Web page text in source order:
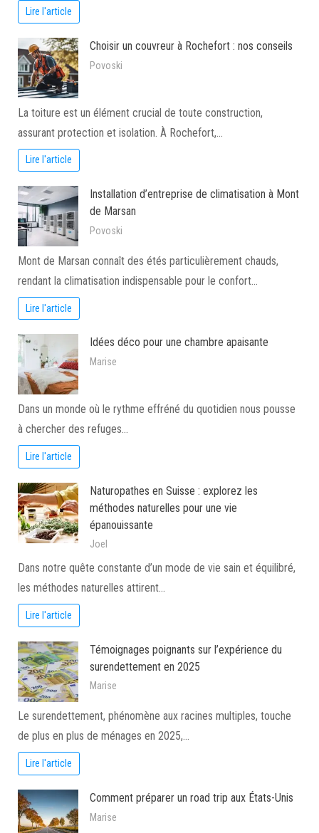
Lire l'article
Choisir un couvreur à Rochefort : nos conseils
Povoski
La toiture est un élément crucial de toute construction,
assurant protection et isolation. À Rochefort,…
Lire l'article
Installation d’entreprise de climatisation à Mont
de Marsan
Povoski
Mont de Marsan connaît des étés particulièrement chauds,
rendant la climatisation indispensable pour le confort…
Lire l'article
Idées déco pour une chambre apaisante
Marise
Dans un monde où le rythme effréné du quotidien nous pousse
à chercher des refuges…
Lire l'article
Naturopathes en Suisse : explorez les
méthodes naturelles pour une vie
épanouissante
Joel
Dans notre quête constante d’un mode de vie sain et équilibré,
les méthodes naturelles attirent…
Lire l'article
Témoignages poignants sur l’expérience du
surendettement en 2025
Marise
Le surendettement, phénomène aux racines multiples, touche
de plus en plus de ménages en 2025,…
Lire l'article
Comment préparer un road trip aux États-Unis
Marise